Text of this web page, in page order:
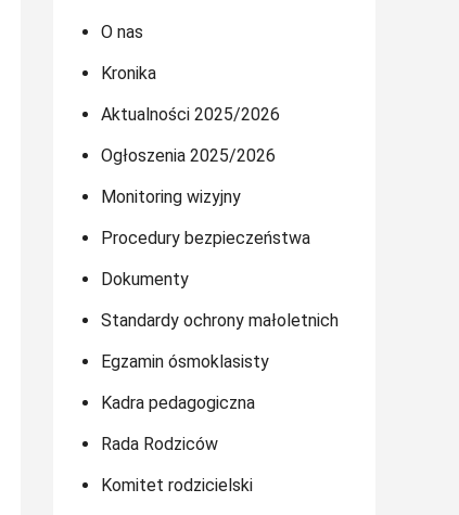
O nas
Kronika
Aktualności 2025/2026
Ogłoszenia 2025/2026
Monitoring wizyjny
Procedury bezpieczeństwa
Dokumenty
Standardy ochrony małoletnich
Egzamin ósmoklasisty
Kadra pedagogiczna
Rada Rodziców
Komitet rodzicielski